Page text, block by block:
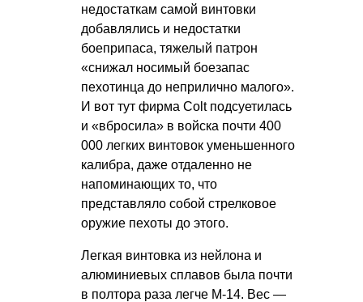
недостаткам самой винтовки
добавлялись и недостатки
боеприпаса, тяжелый патрон
«снижал носимый боезапас
пехотинца до неприлично малого».
И вот тут фирма Colt подсуетилась
и «вбросила» в войска почти 400
000 легких винтовок уменьшенного
калибра, даже отдаленно не
напоминающих то, что
представляло собой стрелковое
оружие пехоты до этого.
Легкая винтовка из нейлона и
алюминиевых сплавов была почти
в полтора раза легче М-14. Вес —